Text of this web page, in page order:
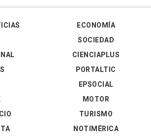
ECONOMÍA
SOCIEDAD
CIENCIAPLUS
PORTALTIC
EPSOCIAL
MOTOR
TURISMO
NOTIMÉRICA